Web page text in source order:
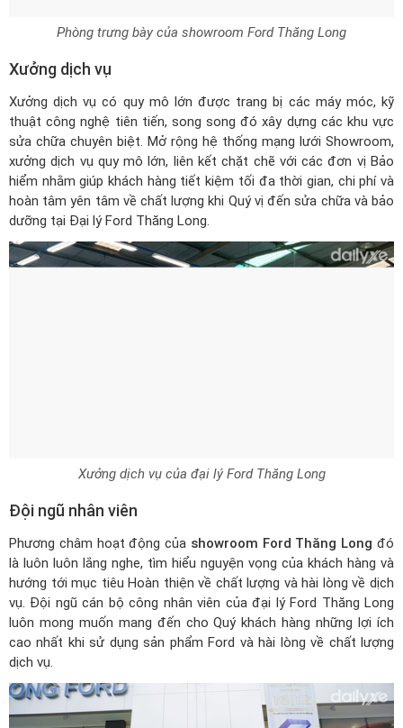
Phòng trưng bày của showroom Ford Thăng Long
Xưởng dịch vụ
Xưởng dịch vụ có quy mô lớn được trang bị các máy móc, kỹ
thuật công nghệ tiên tiến, song song đó xây dựng các khu vực
sửa chữa chuyên biệt. Mở rộng hệ thống mạng lưới Showroom,
xưởng dịch vụ quy mô lớn, liên kết chặt chẽ với các đơn vị Bảo
hiểm nhằm giúp khách hàng tiết kiệm tối đa thời gian, chi phí và
hoàn tâm yên tâm về chất lượng khi Quý vị đến sửa chữa và bảo
dưỡng tại Đại lý Ford Thăng Long.
Xưởng dịch vụ của đại lý Ford Thăng Long
Đội ngũ nhân viên
Phương châm hoạt động của showroom Ford Thăng Long đó
là luôn luôn lắng nghe, tìm hiểu nguyện vọng của khách hàng và
hướng tới mục tiêu Hoàn thiện về chất lượng và hài lòng về dịch
vụ. Đội ngũ cán bộ công nhân viên của đại lý Ford Thăng Long
luôn mong muốn mang đến cho Quý khách hàng những lợi ích
cao nhất khi sử dụng sản phẩm Ford và hài lòng về chất lượng
dịch vụ.